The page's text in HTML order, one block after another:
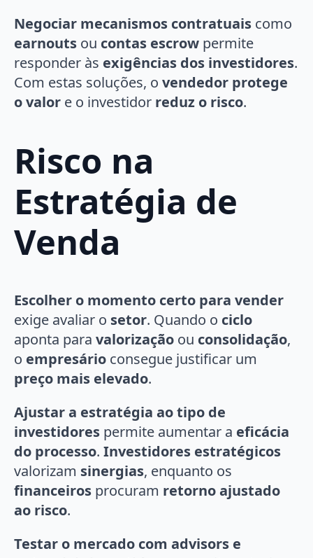
Negociar mecanismos contratuais como
earnouts ou contas escrow permite
responder às exigências dos investidores.
Com estas soluções, o vendedor protege
o valor e o investidor reduz o risco.
Risco na
Estratégia de
Venda
Escolher o momento certo para vender
exige avaliar o setor. Quando o ciclo
aponta para valorização ou consolidação,
o empresário consegue justificar um
preço mais elevado.
Ajustar a estratégia ao tipo de
investidores permite aumentar a eficácia
do processo. Investidores estratégicos
valorizam sinergias, enquanto os
financeiros procuram retorno ajustado
ao risco.
Testar o mercado com advisors e